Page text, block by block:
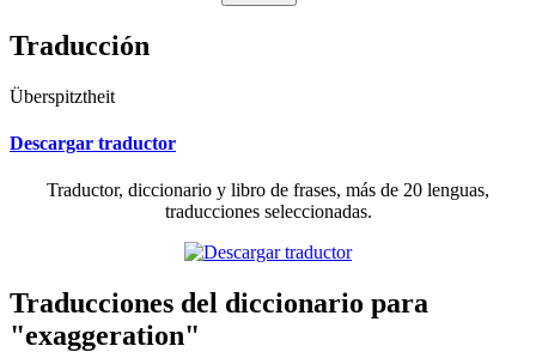
Traducción
Überspitztheit
Descargar traductor
Traductor, diccionario y libro de frases, más de 20 lenguas,
traducciones seleccionadas.
Traducciones del diccionario para
"exaggeration"